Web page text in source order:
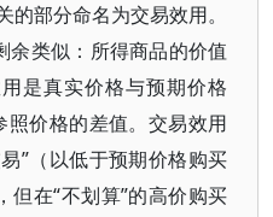
部分命名为交易效用。
余类似：所得商品的价值
是真实价格与预期价格
照价格的差值。交易效用
”（以低于预期价格购买
但在“不划算”的高价购买